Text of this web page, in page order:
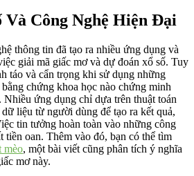
Và Công Nghệ Hiện Đại
thông tin đã tạo ra nhiều ứng dụng và
giải mã giấc mơ và dự đoán xổ số. Tuy
táo và cẩn trọng khi sử dụng những
chứng khoa học nào chứng minh
ứng dụng chỉ dựa trên thuật toán
liệu từ người dùng để tạo ra kết quả,
tin tưởng hoàn toàn vào những công
tiền oan. Thêm vào đó, bạn có thể tìm
mèo, một bài viết cũng phân tích ý nghĩa
mơ này.